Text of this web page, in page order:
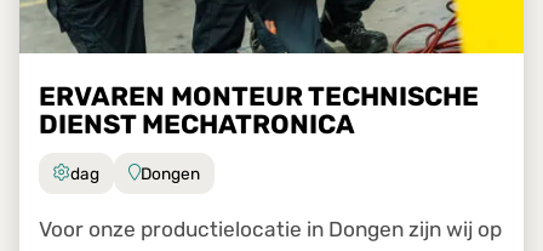
ERVAREN MONTEUR TECHNISCHE
DIENST MECHATRONICA
dag Dongen
Voor onze productielocatie in Dongen zijn wij op